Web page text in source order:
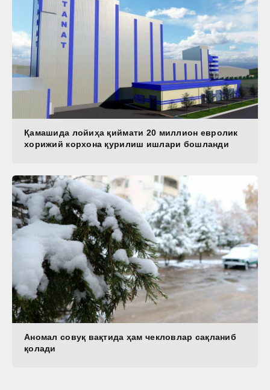
Қамашида лойиҳа қиймати 20 миллион евролик
хорижий корхона қурилиш ишлари бошланди
Аномал совуқ вақтида ҳам чекловлар сақланиб
қолади